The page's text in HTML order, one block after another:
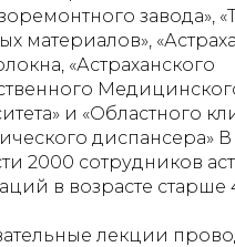
завода»,
материалов»,
«Астраханского
и «Областного
диспансера»
2000 сотрудников
в возрасте старше
лекции